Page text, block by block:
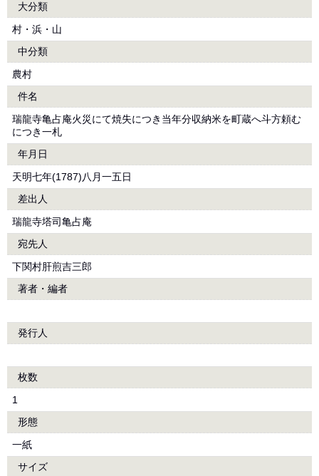
大分類
村・浜・山
中分類
農村
件名
瑞龍寺亀占庵火災にて焼失につき当年分収納米を町蔵へ斗方頼む
につき一札
年月日
天明七年(1787)八月一五日
差出人
瑞龍寺塔司亀占庵
宛先人
下関村肝煎吉三郎
著者・編者
発行人
枚数
1
形態
一紙
サイズ